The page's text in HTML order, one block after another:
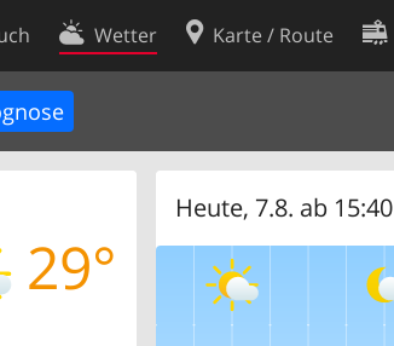
Wetter Karte / Route
29°
Heute, 7.8. ab 15:40
Kontakt
Nutzungsbedingungen